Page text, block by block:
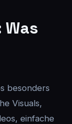
Was
besonders
Visuals,
einfache